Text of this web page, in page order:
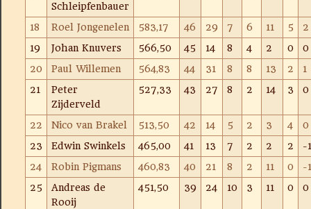
Schleipfenbauer
18 Roel Jongenelen 583,17 46 29 7 6 11 5
2
19
Johan Knuvers 566,50 45 14 8 4 2 0
0
20
Paul Willemen 564,83 44 31 8 8 13 2
1
21
Peter
Zijderveld
527,33 43 27 8 2 14 3 0
22 Nico van Brakel 513,50 42 14 5 2 3 4
0
23
Edwin Swinkels 465,00 41 13 7 2 2 2
-1
24
Robin Pigmans 460,83 40 21 8 2 11 0
-1
25
Andreas de
Rooij
451,50 39 24 10 3 11 0 0